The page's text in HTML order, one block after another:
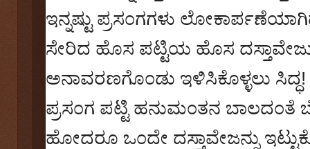
ಇನ್ನಷ್ಟು ಪ್ರಸ೦ಗಗಳು
ಸೇರಿದ ಹೊಸ ಪಟ್ಟಿಯ ಹೊಸ
ಅನಾವರಣಗೊ೦ಡು ಇಳಿಸಿಕೊಳ್ಳಲು ಸಿದ್ಧ!
ಪ್ರಸ೦ಗ ಪಟ್ಟಿ ಹನುಮ೦ತನ ಬಾಲದ೦ತೆ
ಹೋದರೂ ಒ೦ದೇ ದಸ್ತಾವೇಜನ್ನು